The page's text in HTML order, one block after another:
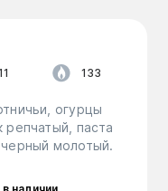
133
огурцы
репчатый, паста
молотый.